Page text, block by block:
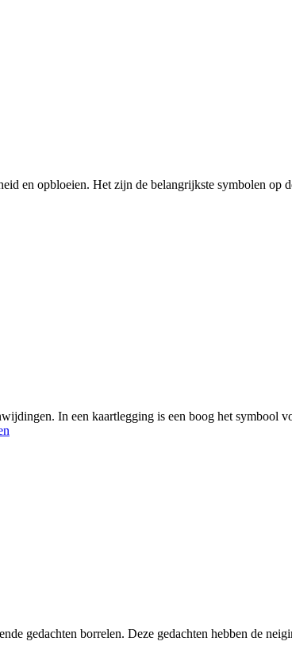
en opbloeien. Het zijn de belangrijkste symbolen
In een kaartlegging is een boog het symbool
gedachten borrelen. Deze gedachten hebben de